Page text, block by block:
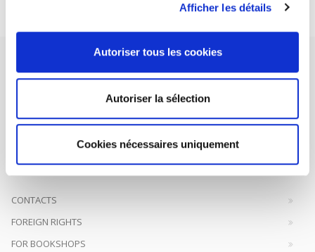
Afficher les détails
Autoriser tous les cookies
Autoriser la sélection
Cookies nécessaires uniquement
SCIENCES PO UNIVERSITY PRESS has a threefold role: to publish
original research, to edit reference works for student use, and to
CONTACTS
FOREIGN RIGHTS
FOR BOOKSHOPS